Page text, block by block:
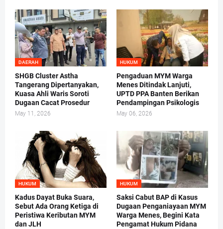
DAERAH
SHGB Cluster Astha
Tangerang Dipertanyakan,
Kuasa Ahli Waris Soroti
Dugaan Cacat Prosedur
May 11, 2026
HUKUM
Pengaduan MYM Warga
Menes Ditindak Lanjuti,
UPTD PPA Banten Berikan
Pendampingan Psikologis
May 06, 2026
HUKUM
Kadus Dayat Buka Suara,
Sebut Ada Orang Ketiga di
Peristiwa Keributan MYM
dan JLH
HUKUM
Saksi Cabut BAP di Kasus
Dugaan Penganiayaan MYM
Warga Menes, Begini Kata
Pengamat Hukum Pidana